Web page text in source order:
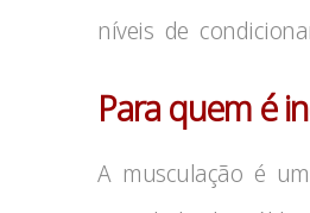
níveis de
Para quem é
A musculação é